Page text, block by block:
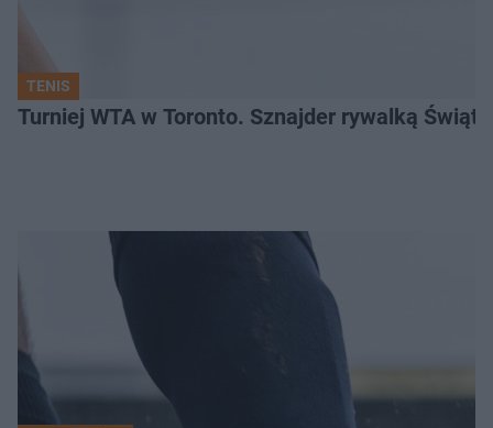
TENIS
Turniej WTA w Toronto. Sznajder rywalką